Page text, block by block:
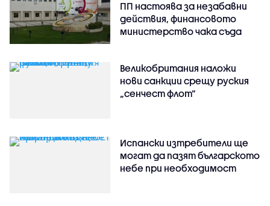
ПП настоява за незабавни
действия, финансовото
министерство чака съда
Великобритания наложи
нови санкции срещу руския
„сенчест флот“
Испански изтребители ще
могат да пазят българското
небе при необходимост